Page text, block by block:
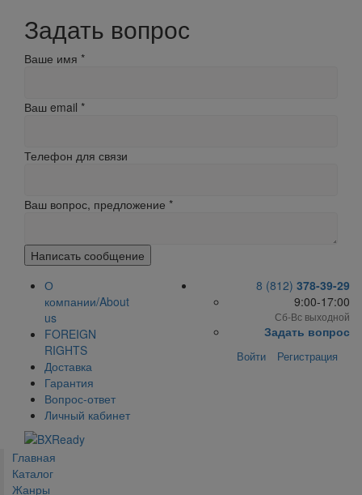
Задать вопрос
Ваше имя *
Ваш email *
Телефон для связи
Ваш вопрос, предложение *
Написать сообщение
О
компании/About
us
FOREIGN
RIGHTS
Доставка
Гарантия
Вопрос-ответ
Личный кабинет
8 (812) 378-39-29
9:00-17:00
Сб-Вс выходной
Задать вопрос
Войти Регистрация
Главная
Каталог
Жанры